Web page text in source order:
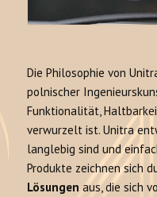
Die Philosophie von
polnischer
Funktionalität,
verwurzelt ist. Unitra
langlebig sind und
Produkte zeichnen sich
Lösungen aus, die sich